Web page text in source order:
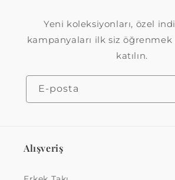
Yeni koleksiyonları, özel
kampanyaları ilk siz
katılın.
E-posta
Alışveriş